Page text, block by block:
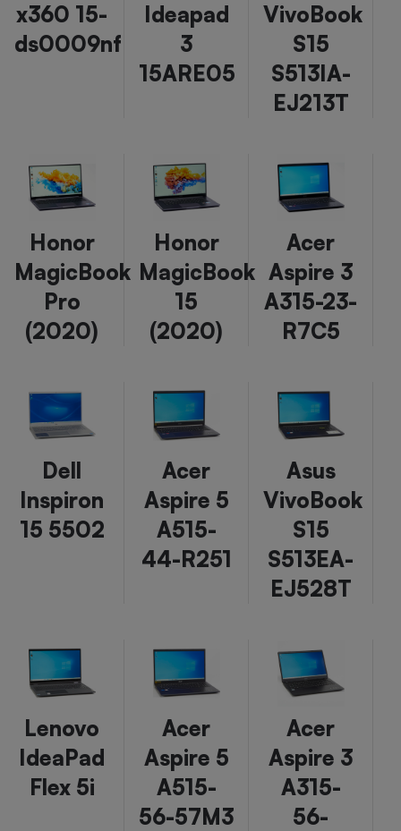
x360 15-
ds0009nf
Ideapad
3
15ARE05
VivoBook
S15
S513IA-
EJ213T
Honor
MagicBook
Pro
(2020)
Honor
MagicBook
15
(2020)
Acer
Aspire 3
A315-23-
R7C5
Dell
Inspiron
15 5502
Acer
Aspire 5
A515-
44-R251
Asus
VivoBook
S15
S513EA-
EJ528T
Lenovo
IdeaPad
Flex 5i
Acer
Aspire 5
A515-
56-57M3
Acer
Aspire 3
A315-
56-